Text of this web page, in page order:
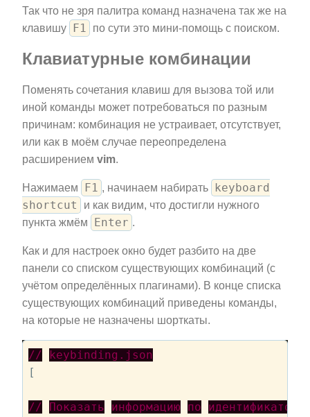
Так что не зря палитра команд назначена так же на
клавишу F1 по сути это мини-помощь с поиском.
Клавиатурные комбинации
Поменять сочетания клавиш для вызова той или
иной команды может потребоваться по разным
причинам: комбинация не устраивает, отсутствует,
или как в моём случае переопределена
расширением vim.
Нажимаем F1 , начинаем набирать
keyboard
shortcut
и как видим, что достигли нужного
пункта жмём
Enter .
Как и для настроек окно будет разбито на две
панели со списком существующих комбинаций (с
учётом определённых плагинами). В конце списка
существующих комбинаций приведены команды,
на которые не назначены шорткаты.
//
keybinding.json
[
// Показать информацию по
идентификатору